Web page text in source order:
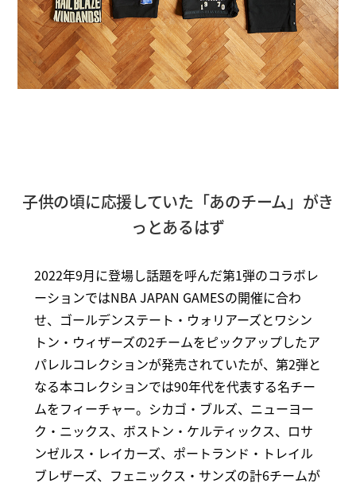
子供の頃に応援していた「あのチーム」がき
っとあるはず
2022年9月に登場し話題を呼んだ第1弾のコラボレ
ーションではNBA JAPAN GAMESの開催に合わ
せ、ゴールデンステート・ウォリアーズとワシン
トン・ウィザーズの2チームをピックアップしたア
パレルコレクションが発売されていたが、第2弾と
なる本コレクションでは90年代を代表する名チー
ムをフィーチャー。シカゴ・ブルズ、ニューヨー
ク・ニックス、ボストン・ケルティックス、ロサ
ンゼルス・レイカーズ、ポートランド・トレイル
ブレザーズ、フェニックス・サンズの計6チームが